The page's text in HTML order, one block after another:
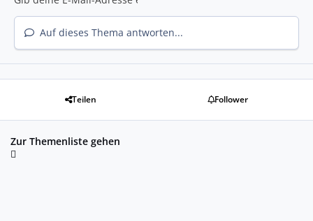
Auf dieses Thema antworten...
Teilen Follower
Zur Themenliste gehen